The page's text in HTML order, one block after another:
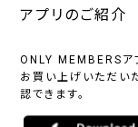
アプリのご紹介
ONLY MEMBERSア
お買い上げいただい
認できます。